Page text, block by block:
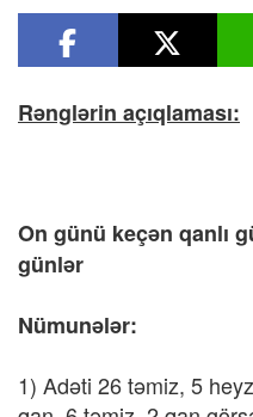
Rənglərin açıqlaması:
On günü keçən qanlı
günlər
Nümunələr:
1) Adəti 26 təmiz, 5